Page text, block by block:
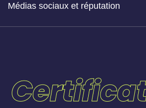
Médias sociaux et réputation